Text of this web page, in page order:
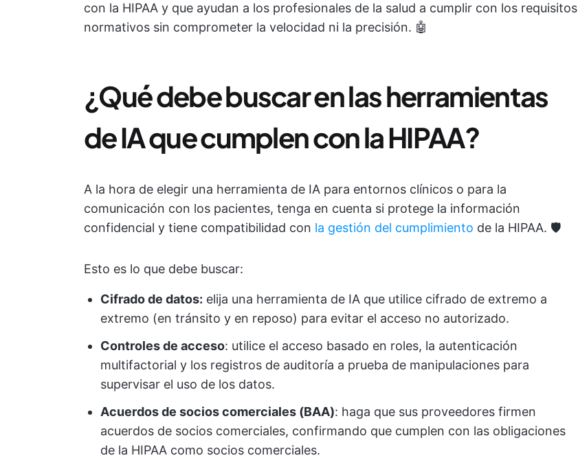
con la HIPAA y que ayudan a los profesionales de la salud a cumplir con los requisitos
normativos sin comprometer la velocidad ni la precisión. 🤖
¿Qué debe buscar en las herramientas
de IA que cumplen con la HIPAA?
A la hora de elegir una herramienta de IA para entornos clínicos o para la
comunicación con los pacientes, tenga en cuenta si protege la información
confidencial y tiene compatibilidad con la gestión del cumplimiento de la HIPAA. 🛡️
Esto es lo que debe buscar:
Cifrado de datos: elija una herramienta de IA que utilice cifrado de extremo a
extremo (en tránsito y en reposo) para evitar el acceso no autorizado.
Controles de acceso: utilice el acceso basado en roles, la autenticación
multifactorial y los registros de auditoría a prueba de manipulaciones para
supervisar el uso de los datos.
Acuerdos de socios comerciales (BAA): haga que sus proveedores firmen
acuerdos de socios comerciales, confirmando que cumplen con las obligaciones
de la HIPAA como socios comerciales.